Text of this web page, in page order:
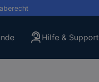
Hilfe & Support